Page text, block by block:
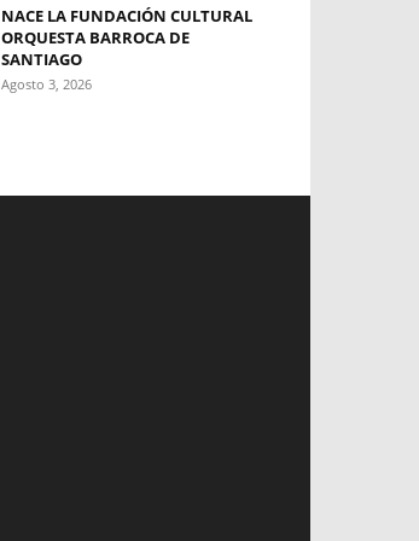
NACE LA FUNDACIÓN CULTURAL
ORQUESTA BARROCA DE
SANTIAGO
Agosto 3, 2026